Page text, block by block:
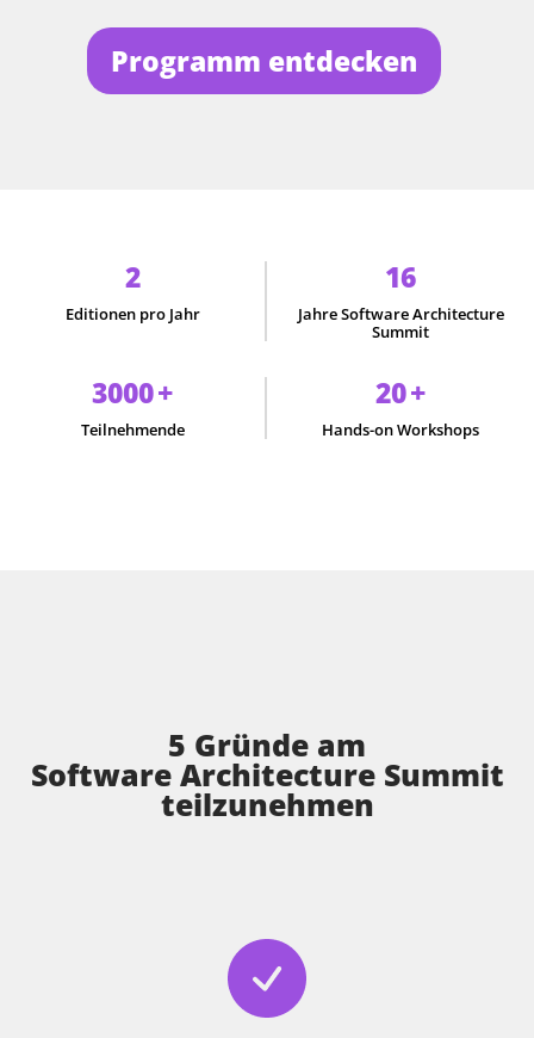
Programm entdecken
2
Editionen pro Jahr
16
Jahre Software Architecture
Summit
3000+
Teilnehmende
20+
Hands-on Workshops
5 Gründe am
Software Architecture Summit
teilzunehmen